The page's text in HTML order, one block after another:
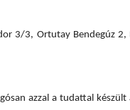
3/3, Ortutay Bendegúz 2,
azzal a tudattal